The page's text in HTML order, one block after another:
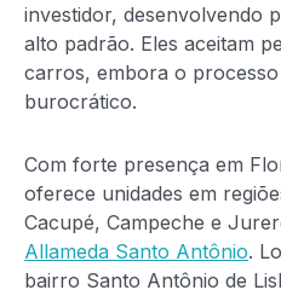
investidor, desenvolvendo
alto padrão. Eles aceitam
carros, embora o
burocrático.
Com forte presença em
oferece unidades em
Cacupé, Campeche e
Allameda Santo Antônio.
bairro Santo Antônio de